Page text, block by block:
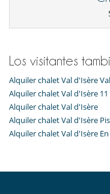
Casillero para skis
Netflix
Salón
Terraza
Para sus comidas
Cocine usted mismo
Los visitantes
Alquiler chalet Val d'Isère
Alquiler chalet Val d'Isère
Alquiler chalet Val d'Isère
Alquiler chalet Val d'Isère
Alquiler chalet Val d'Isère